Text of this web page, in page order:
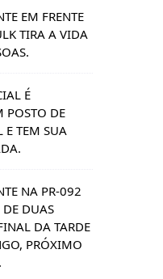
EM FRENTE
TIRA A VIDA
É
POSTO DE
E TEM SUA
NA PR-092
DUAS
DA TARDE
PRÓXIMO